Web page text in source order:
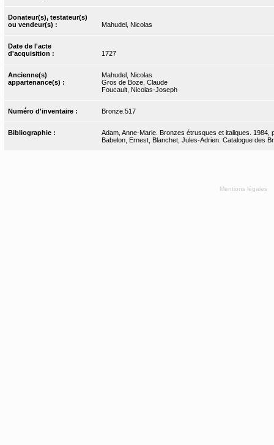
Donateur(s), testateur(s)
ou vendeur(s) :
Mahudel, Nicolas
Date de l'acte
d'acquisition :
1727
Ancienne(s)
appartenance(s) :
Mahudel, Nicolas
Gros de Boze, Claude
Foucault, Nicolas-Joseph
Numéro d'inventaire : Bronze.517
Bibliographie :
Adam, Anne-Marie. Bronzes étrusques et italiques. 1984,
Babelon, Ernest, Blanchet, Jules-Adrien. Catalogue des
Mentions légales